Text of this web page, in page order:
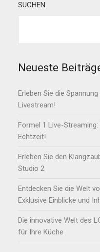
SUCHEN
Neueste
Erleben Sie die
Livestream!
Formel 1 Live-Streaming:
Echtzeit!
Erleben Sie den
Studio 2
Entdecken Sie die Welt
Exklusive Einblicke und
Die innovative Welt des
für Ihre Küche